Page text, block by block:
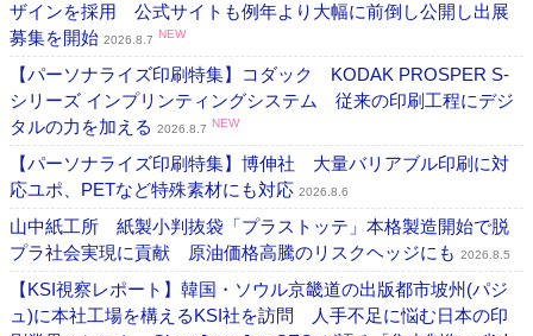
ザインを採用 公式サイトも例年より大幅に前倒し公開し出展
募集を開始 2026.8.7 NEW
【パーソナライズ印刷特集】コダック KODAK PROSPER S-
シリーズ インプリンティングシステム 従来の印刷工程にデジ
タルの力を加える 2026.8.7 NEW
【パーソナライズ印刷特集】博伸社 大量バリアブル印刷に対
応ユポ、PETなど特殊素材にも対応 2026.8.6
山中紙工所 紙製小判抜袋「プラストッテ」本格製造開始で脱
プラ社会実現に貢献 原油価格高騰のリスクヘッジにも 2026.8.5
【KSI視察レポート】韓国・ソウル京畿道の出版都市坡州(パジ
ュ)に本社工場を構えるKSI社を訪問 人手不足に悩む日本の印